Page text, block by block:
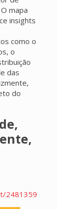
mapa
insights
como o
o
das
do
2481359